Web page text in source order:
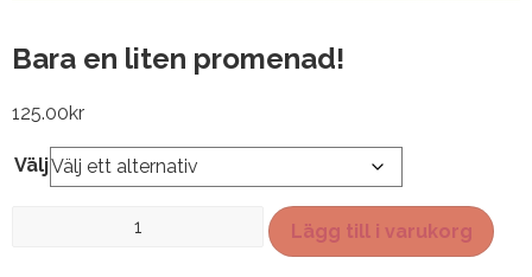
Bara en liten promenad!
125.00kr
Välj
Lägg till i varukorg